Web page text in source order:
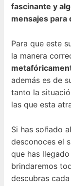
fascinante y
mensajes para
Para que este
la manera
además es de
tanto la
las que esta
Si has soñado
desconoces el
que has
brindaremos
descubras